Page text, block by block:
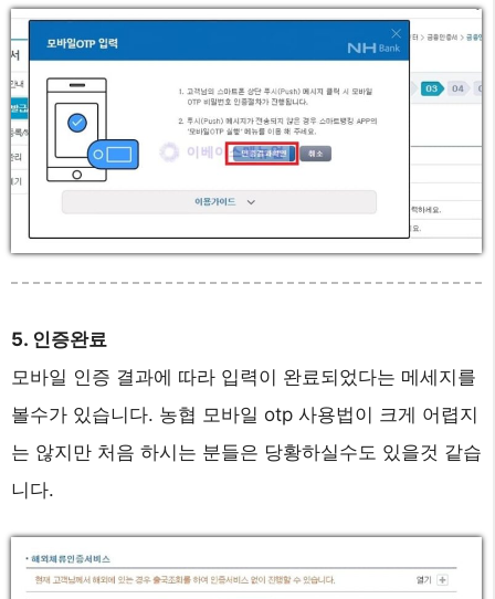
5. 인증완료
모바일 인증 결과에 따라 입력이 완료되었다는 메세지를
볼수가 있습니다. 농협 모바일 otp 사용법이 크게 어렵지
는 않지만 처음 하시는 분들은 당황하실수도 있을것 같습
니다.